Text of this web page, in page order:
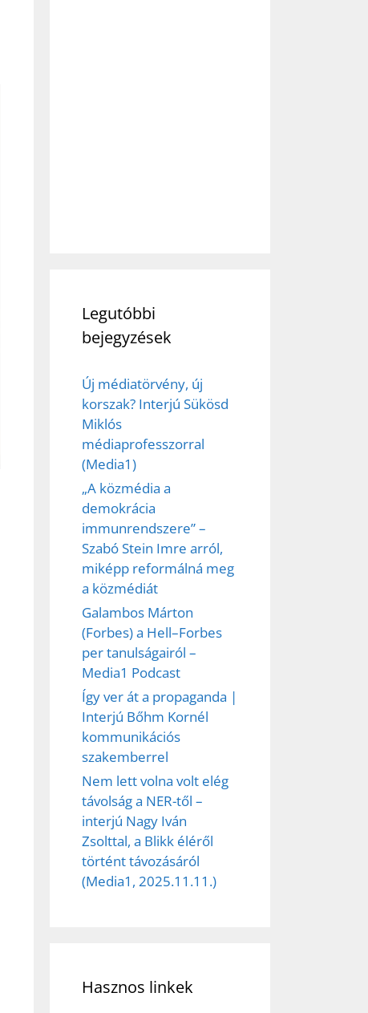
Legutóbbi
bejegyzések
Új médiatörvény, új
korszak? Interjú Sükösd
Miklós
médiaprofesszorral
(Media1)
„A közmédia a
demokrácia
immunrendszere” –
Szabó Stein Imre arról,
miképp reformálná meg
a közmédiát
Galambos Márton
(Forbes) a Hell–Forbes
per tanulságairól –
Media1 Podcast
Így ver át a propaganda |
Interjú Bőhm Kornél
kommunikációs
szakemberrel
Nem lett volna volt elég
távolság a NER-től –
interjú Nagy Iván
Zsolttal, a Blikk éléről
történt távozásáról
(Media1, 2025.11.11.)
Hasznos linkek